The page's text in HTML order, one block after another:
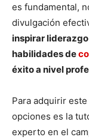
es fundamental,
divulgación
inspirar
habilidades de
éxito a nivel
Para adquirir
opciones es la
experto en el